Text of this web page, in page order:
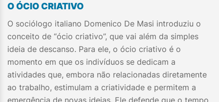
O ÓCIO CRIATIVO
O sociólogo italiano Domenico De Masi introduziu o
conceito de “ócio criativo”, que vai além da simples
ideia de descanso. Para ele, o ócio criativo é o
momento em que os indivíduos se dedicam a
atividades que, embora não relacionadas diretamente
ao trabalho, estimulam a criatividade e permitem a
emergência de novas ideias. Ele defende que o tempo